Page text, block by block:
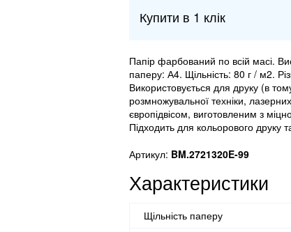
Купити в 1 клік
Папір фарбований по всій масі.
паперу: А4. Щільність: 80 г / м2.
Використовується для друку (в
розмножувальної техніки,
європідвісом, виготовленим з
Підходить для кольорового друку
Артикул: BM.2721320E-99
Характеристики
Щільність паперу